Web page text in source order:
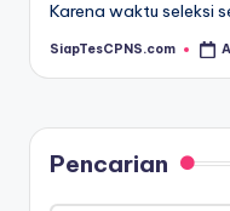
Karena waktu seleksi
Posted
SiapTesCPNS.com
Pencarian